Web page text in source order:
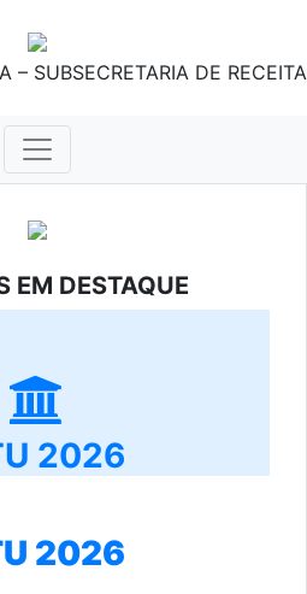
– SUBSECRETARIA DE RECEITA
EM DESTAQUE
2026
2026